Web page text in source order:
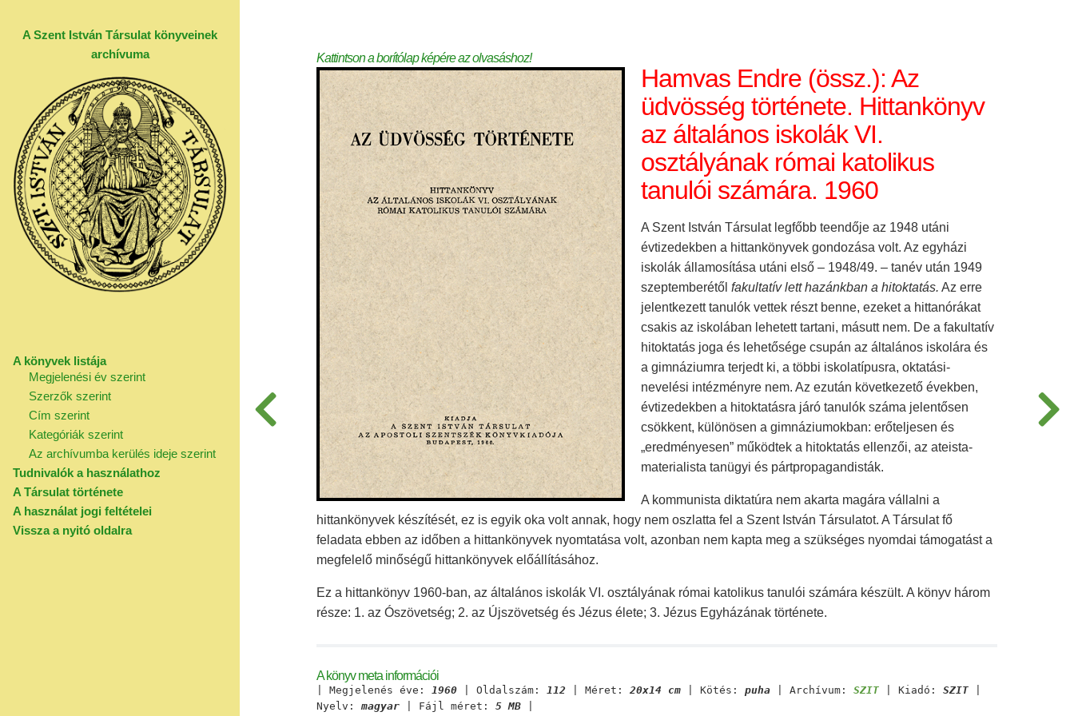
A Szent István Társulat könyveinek
archívuma
A könyvek listája
Megjelenési év szerint
Szerzők szerint
Cím szerint
Kategóriák szerint
Az archívumba kerülés ideje szerint
Tudnivalók a használathoz
A Társulat története
A használat jogi feltételei
Vissza a nyitó oldalra
Kattintson a borítólap képére az olvasáshoz!
Hamvas Endre (össz.): Az
üdvösség története. Hittankönyv
az általános iskolák VI.
osztályának római katolikus
tanulói számára. 1960
A Szent István Társulat legfőbb teendője az 1948 utáni
évtizedekben a hittankönyvek gondozása volt. Az egyházi
iskolák államosítása utáni első – 1948/49. – tanév után 1949
szeptemberétől fakultatív lett hazánkban a hitoktatás. Az erre
jelentkezett tanulók vettek részt benne, ezeket a hittanórákat
csakis az iskolában lehetett tartani, másutt nem. De a fakultatív
hitoktatás joga és lehetősége csupán az általános iskolára és
a gimnáziumra terjedt ki, a többi iskolatípusra, oktatási-
nevelési intézményre nem. Az ezután következető években,
évtizedekben a hitoktatásra járó tanulók száma jelentősen
csökkent, különösen a gimnáziumokban: erőteljesen és
„eredményesen” működtek a hitoktatás ellenzői, az ateista-
materialista tanügyi és pártpropagandisták.
A kommunista diktatúra nem akarta magára vállalni a
hittankönyvek készítését, ez is egyik oka volt annak, hogy nem oszlatta fel a Szent István Társulatot. A Társulat fő
feladata ebben az időben a hittankönyvek nyomtatása volt, azonban nem kapta meg a szükséges nyomdai támogatást a
megfelelő minőségű hittankönyvek előállításához.
Ez a hittankönyv 1960-ban, az általános iskolák VI. osztályának római katolikus tanulói számára készült. A könyv három
része: 1. az Ószövetség; 2. az Újszövetség és Jézus élete; 3. Jézus Egyházának története.
A könyv meta információi
| Megjelenés éve: 1960 | Oldalszám: 112 | Méret: 20x14 cm | Kötés: puha | Archívum: SZIT | Kiadó: SZIT
Nyelv: magyar | Fájl méret: 5 MB